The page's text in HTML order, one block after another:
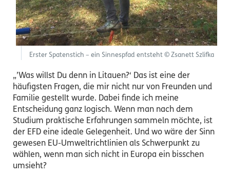
Erster Spatenstich – ein Sinnespfad entsteht © Zsanett Szlifka
„’Was willst Du denn in Litauen?‘ Das ist eine der
häufigsten Fragen, die mir nicht nur von Freunden und
Familie gestellt wurde. Dabei finde ich meine
Entscheidung ganz logisch. Wenn man nach dem
Studium praktische Erfahrungen sammeln möchte, ist
der EFD eine ideale Gelegenheit. Und wo wäre der Sinn
gewesen EU-Umweltrichtlinien als Schwerpunkt zu
wählen, wenn man sich nicht in Europa ein bisschen
umsieht?